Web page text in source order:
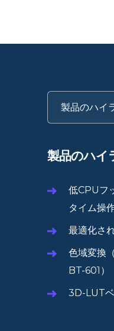
製品のハイ
低CPUフ
タイム操
最適化さ
色域変換
BT-601）
3D-LUT